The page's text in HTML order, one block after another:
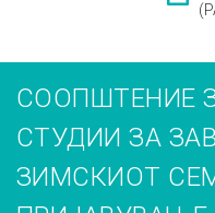
СООПШТЕНИЕ
СТУДИИ ЗА
ЗИМСКИОТ